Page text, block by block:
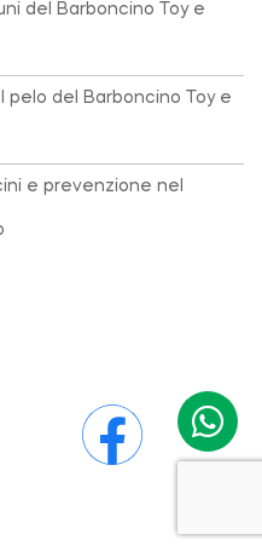
del Barboncino Toy e
pelo del Barboncino Toy e
e prevenzione nel